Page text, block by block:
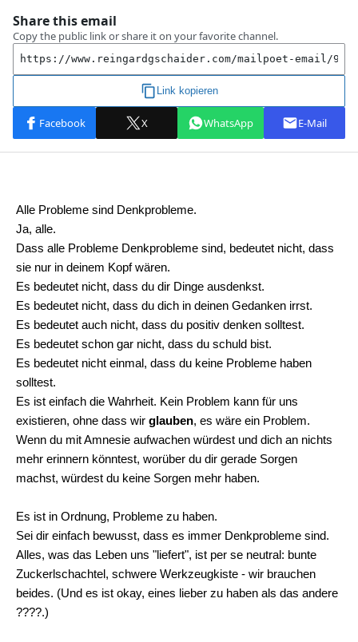
Alle Probleme sind Denkprobleme.
Ja, alle.
Dass alle Probleme Denkprobleme sind, bedeutet nicht, dass
sie nur in deinem Kopf wären.
Es bedeutet nicht, dass du dir Dinge ausdenkst.
Es bedeutet nicht, dass du dich in deinen Gedanken irrst.
Es bedeutet auch nicht, dass du positiv denken solltest.
Es bedeutet schon gar nicht, dass du schuld bist.
Es bedeutet nicht einmal, dass du keine Probleme haben
solltest.
Es ist einfach die Wahrheit. Kein Problem kann für uns
existieren, ohne dass wir glauben, es wäre ein Problem.
Wenn du mit Amnesie aufwachen würdest und dich an nichts
mehr erinnern könntest, worüber du dir gerade Sorgen
machst, würdest du keine Sorgen mehr haben.
Es ist in Ordnung, Probleme zu haben.
Sei dir einfach bewusst, dass es immer Denkprobleme sind.
Alles, was das Leben uns "liefert", ist per se neutral: bunte
Zuckerlschachtel, schwere Werkzeugkiste - wir brauchen
beides. (Und es ist okay, eines lieber zu haben als das andere
????.)